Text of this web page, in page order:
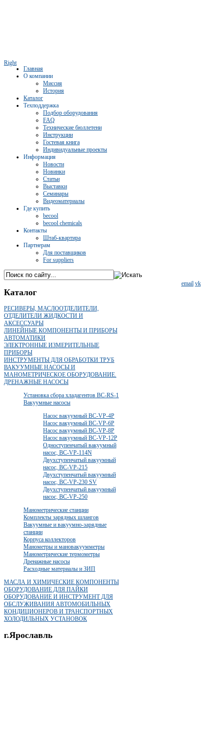
Right
Главная
О компании
Миссия
История
Каталог
Техподдержка
Подбор оборудования
FAQ
Технические бюллетени
Инструкции
Гостевая книга
Индивидуальные проекты
Информация
Новости
Новинки
Статьи
Выставки
Семинары
Видеоматериалы
Где купить
becool
becool chemicals
Контакты
Штаб-квартира
Партнерам
Для поставщиков
For suppliers
email vk
Каталог
РЕСИВЕРЫ, МАСЛООТДЕЛИТЕЛИ,
ОТДЕЛИТЕЛИ ЖИДКОСТИ И
АКСЕССУАРЫ
ЛИНЕЙНЫЕ КОМПОНЕНТЫ И ПРИБОРЫ
АВТОМАТИКИ
ЭЛЕКТРОННЫЕ ИЗМЕРИТЕЛЬНЫЕ
ПРИБОРЫ
ИНСТРУМЕНТЫ ДЛЯ ОБРАБОТКИ ТРУБ
ВАКУУМНЫЕ НАСОСЫ И
МАНОМЕТРИЧЕСКОЕ ОБОРУДОВАНИЕ.
ДРЕНАЖНЫЕ НАСОСЫ
Установка сбора хладагентов BC-RS-1
Вакуумные насосы
Насос вакуумный BC-VP-4P
Насос вакуумный BC-VP-6P
Насос вакуумный BC-VP-8P
Насос вакуумный BC-VP-12P
Одноступенчатый вакуумный
насос, BC-VP-114N
Двухступенчатый вакуумный
насос, BC-VP-215
Двухступенчатый вакуумный
насос, BC-VP-230 SV
Двухступенчатый вакуумный
насос, BC-VP-250
Манометрические станции
Комплекты зарядных шлангов
Вакуумные и вакуумно-зарядные
станции
Корпуса коллекторов
Манометры и мановакуумметры
Манометрические термометры
Дренажные насосы
Расходные материалы и ЗИП
МАСЛА И ХИМИЧЕСКИЕ КОМПОНЕНТЫ
ОБОРУДОВАНИЕ ДЛЯ ПАЙКИ
ОБОРУДОВАНИЕ И ИНСТРУМЕНТ ДЛЯ
ОБСЛУЖИВАНИЯ АВТОМОБИЛЬНЫХ
КОНДИЦИОНЕРОВ И ТРАНСПОРТНЫХ
ХОЛОДИЛЬНЫХ УСТАНОВОК
г.Ярославль